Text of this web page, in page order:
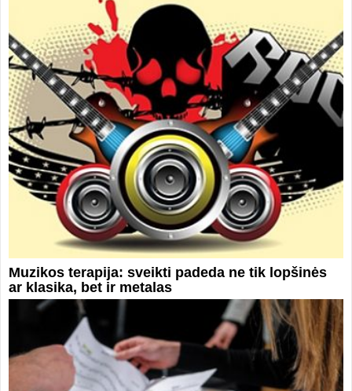
Muzikos terapija: sveikti padeda ne tik lopšinės
ar klasika, bet ir metalas